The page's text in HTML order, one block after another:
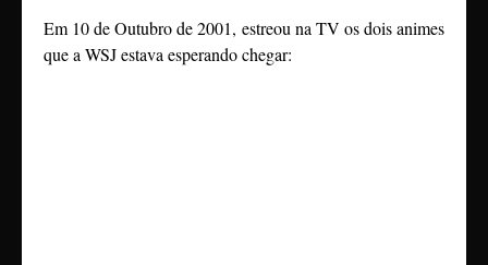
Em 10 de Outubro de 2001, estreou na TV os dois animes
que a WSJ estava esperando chegar: